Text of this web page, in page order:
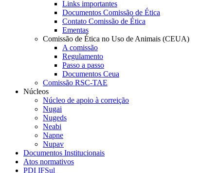
Links importantes
Documentos Comissão de Ética
Contato Comissão de Ética
Ementas
Comissão de Ética no Uso de Animais (CEUA)
A comissão
Regulamento
Passo a passo
Documentos Ceua
Comissão RSC-TAE
Núcleos
Núcleo de apoio à correição
Nugai
Nugeds
Neabi
Napne
Nupav
Documentos Institucionais
Atos normativos
PDI IFSul